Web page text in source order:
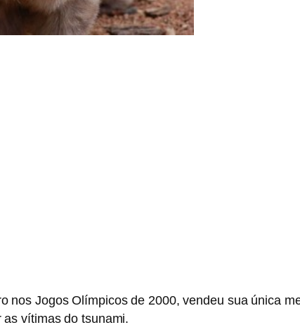
nos Jogos Olímpicos de 2000, vendeu sua única
vítimas do tsunami.